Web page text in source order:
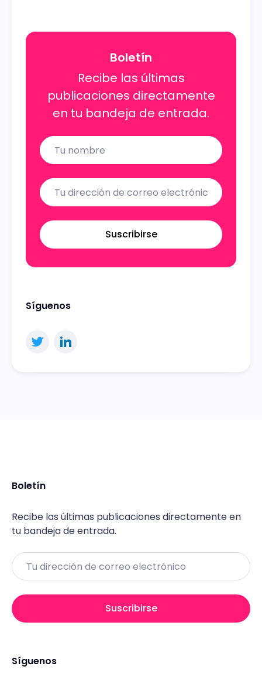
Boletín
Recibe las últimas
publicaciones directamente
en tu bandeja de entrada.
Name
Email
Suscribirse
Síguenos
Boletín
Recibe las últimas publicaciones directamente en
tu bandeja de entrada.
Email
Suscribirse
Síguenos